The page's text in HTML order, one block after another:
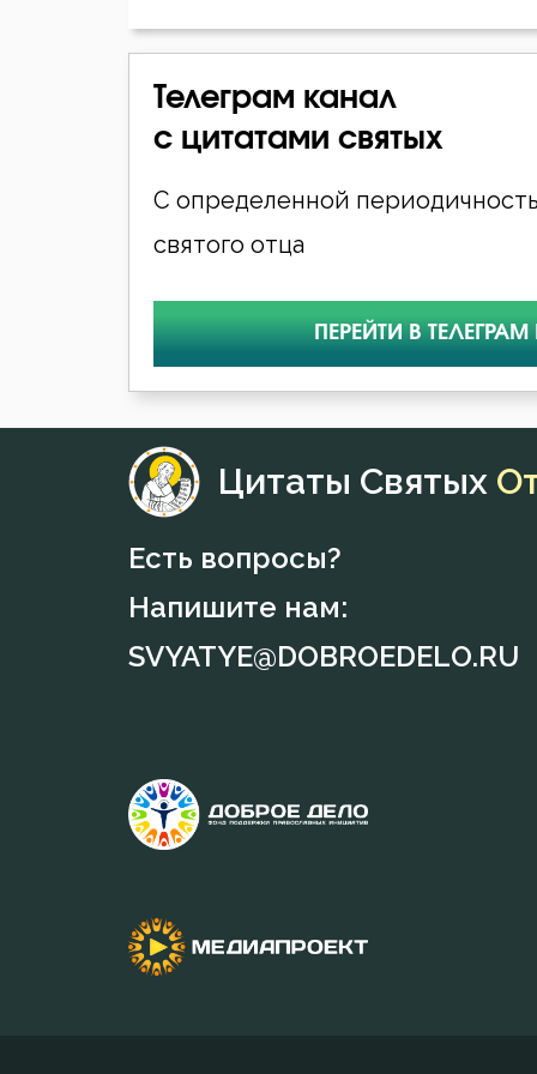
Телеграм канал
с цитатами святых
С определенной
святого отца
ПЕРЕЙТИ В
Цитаты Святых
Есть вопросы?
Напишите нам:
SVYATYE@DOBROEDELO.RU